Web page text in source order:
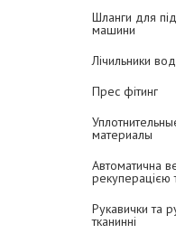
Шланги для
машини
Лічильники
Прес фітинг
материалы
Автоматична
рекуперацією
Рукавички та
тканинні